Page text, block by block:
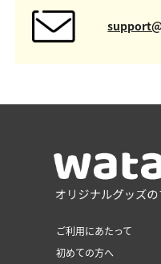
ご利用にあたって
初めての方へ